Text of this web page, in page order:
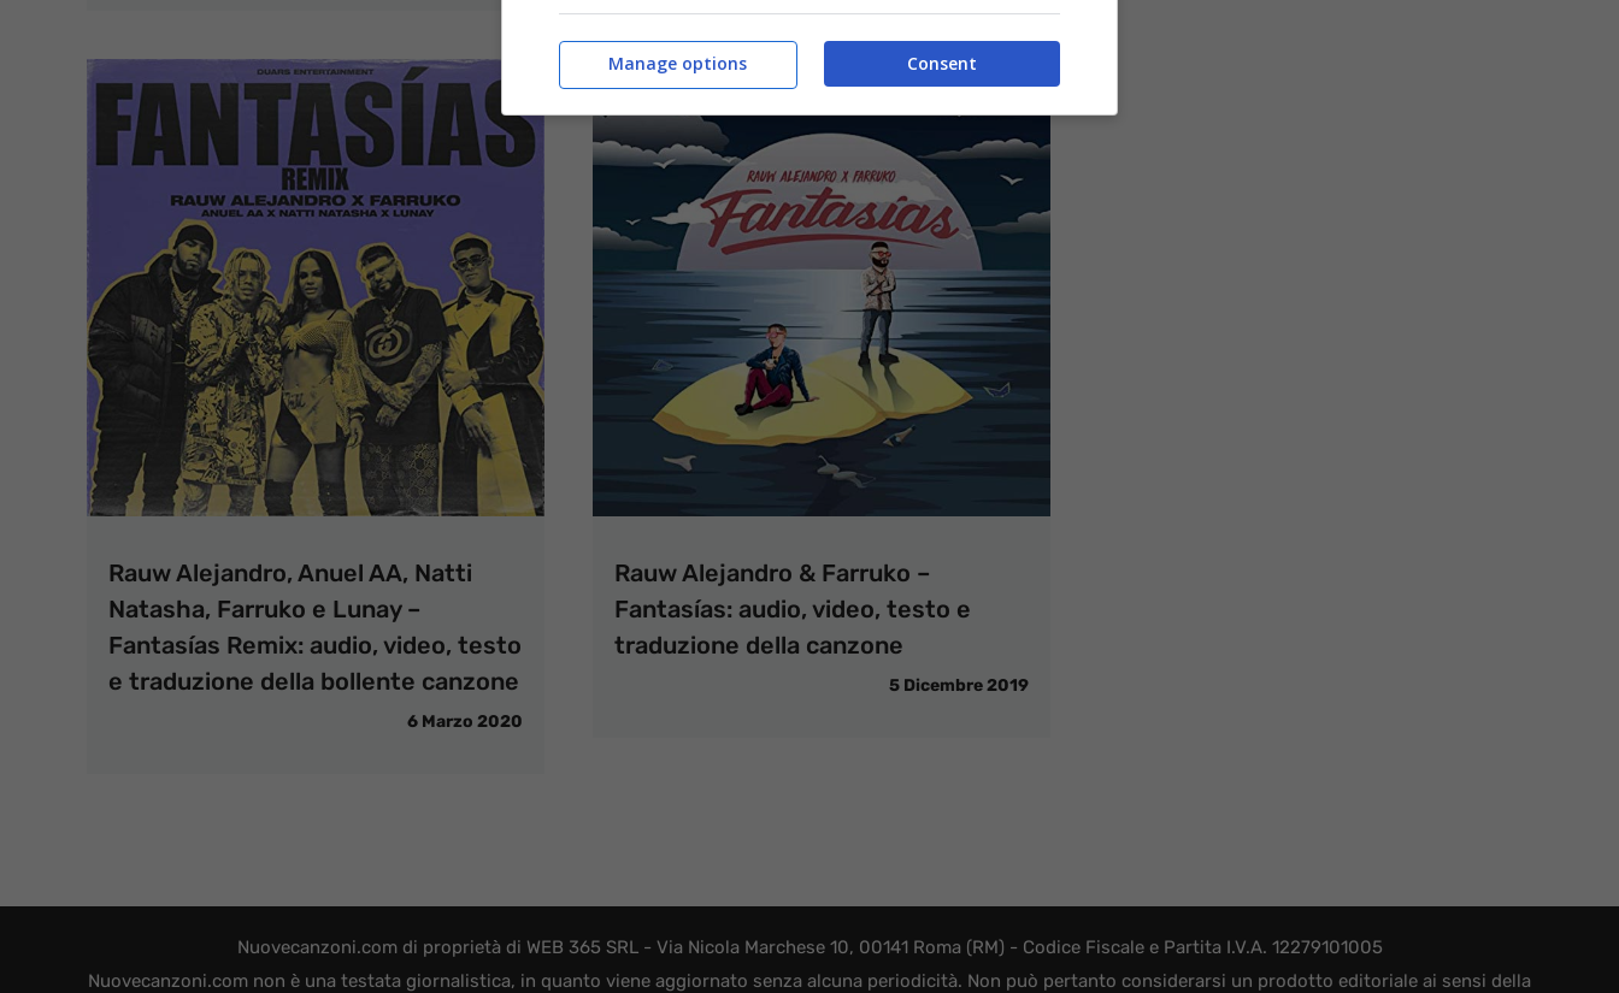
Rauw Alejandro, Anuel AA, Natti
Natasha, Farruko e Lunay –
Fantasías Remix: audio, video, testo
e traduzione della bollente canzone
6 Marzo 2020
Rauw Alejandro & Farruko –
Fantasías: audio, video, testo e
traduzione della canzone
5 Dicembre 2019
Nuovecanzoni.com di proprietà di WEB 365 SRL - Via Nicola Marchese 10, 00141 Roma (RM) - Codice Fiscale e Partita I.V.A. 12279101005
Nuovecanzoni.com non è una testata giornalistica, in quanto viene aggiornato senza alcuna periodicità. Non può pertanto considerarsi un prodotto editoriale ai sensi della
Consent
Manage options